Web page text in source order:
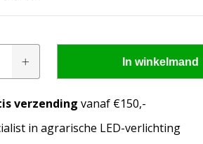
passen op mijn
In winkelmand
verzending vanaf €150,-
in agrarische LED-verlichting